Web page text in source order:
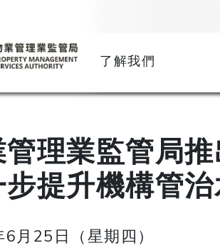
了解我們
理業監管局推
提升機構管
月25日（星期四）